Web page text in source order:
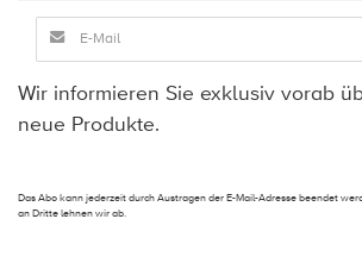
Wir informieren Sie exklusiv vorab
neue Produkte.
Das Abo kann jederzeit durch Austragen der E-Mail-Adresse beendet
an Dritte lehnen wir ab.